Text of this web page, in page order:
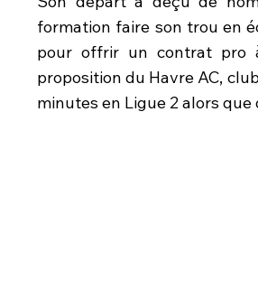
formation faire son trou en
pour offrir un contrat pro
proposition du Havre AC,
minutes en Ligue 2 alors que